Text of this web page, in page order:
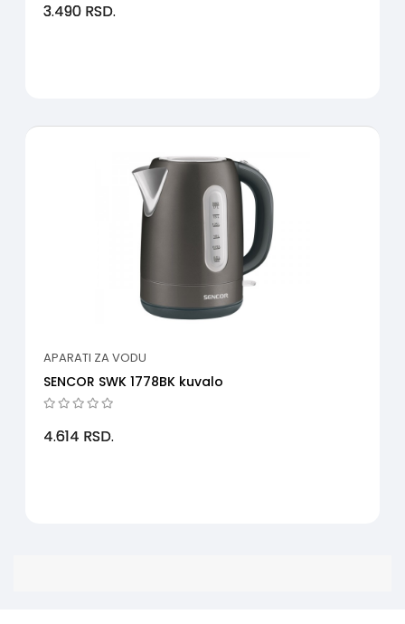
3.490 RSD.
APARATI ZA VODU
SENCOR SWK 1778BK kuvalo
4.614 RSD.